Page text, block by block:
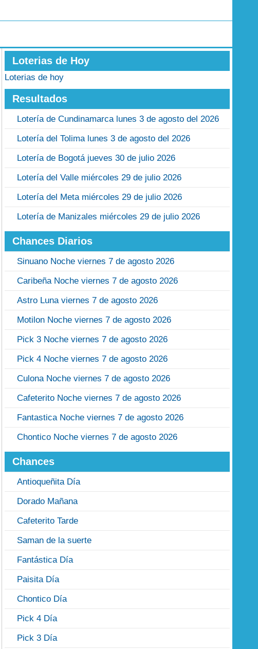
Loterias de Hoy
Loterias de hoy
Resultados
Lotería de Cundinamarca lunes 3 de agosto del 2026
Lotería del Tolima lunes 3 de agosto del 2026
Lotería de Bogotá jueves 30 de julio 2026
Lotería del Valle miércoles 29 de julio 2026
Lotería del Meta miércoles 29 de julio 2026
Lotería de Manizales miércoles 29 de julio 2026
Chances Diarios
Sinuano Noche viernes 7 de agosto 2026
Caribeña Noche viernes 7 de agosto 2026
Astro Luna viernes 7 de agosto 2026
Motilon Noche viernes 7 de agosto 2026
Pick 3 Noche viernes 7 de agosto 2026
Pick 4 Noche viernes 7 de agosto 2026
Culona Noche viernes 7 de agosto 2026
Cafeterito Noche viernes 7 de agosto 2026
Fantastica Noche viernes 7 de agosto 2026
Chontico Noche viernes 7 de agosto 2026
Chances
Antioqueñita Día
Dorado Mañana
Cafeterito Tarde
Saman de la suerte
Fantástica Día
Paisita Día
Chontico Día
Pick 4 Día
Pick 3 Día